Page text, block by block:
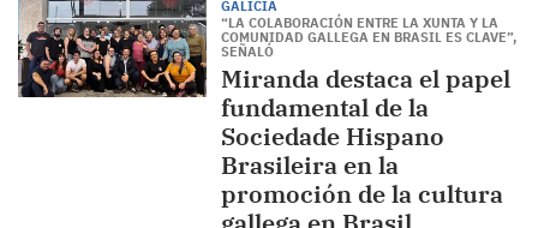
GALICIA
“LA COLABORACIÓN ENTRE LA XUNTA Y LA
COMUNIDAD GALLEGA EN BRASIL ES CLAVE”,
SEÑALÓ
Miranda destaca el papel
fundamental de la
Sociedade Hispano
Brasileira en la
promoción de la cultura